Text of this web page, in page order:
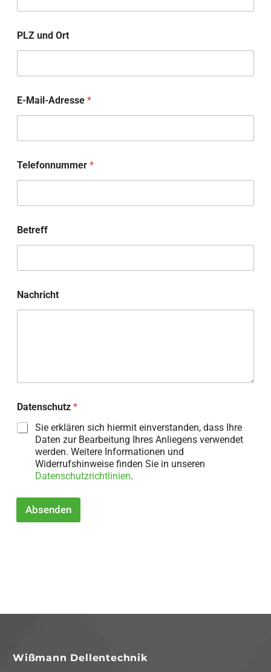
PLZ und Ort
u
s
n
e
n
S
r
ß
e
f
E-Mail-Adresse *
Telefonnummer *
Betreff
Nachricht
Datenschutz *
Sie erklären sich hiermit einverstanden, dass Ihre
Daten zur Bearbeitung Ihres Anliegens verwendet
werden. Weitere Informationen und
Widerrufshinweise finden Sie in unseren
Datenschutzrichtlinien.
Absenden
Wißmann Dellentechnik